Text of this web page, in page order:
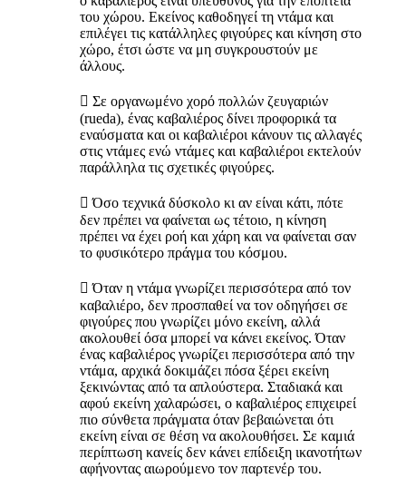
του χώρου. Εκείνος καθοδηγεί τη ντάμα και
επιλέγει τις κατάλληλες φιγούρες και κίνηση στο
χώρο, έτσι ώστε να μη συγκρουστούν με
άλλους.
 Σε οργανωμένο χορό πολλών ζευγαριών
(rueda), ένας καβαλιέρος δίνει προφορικά τα
εναύσματα και οι καβαλιέροι κάνουν τις αλλαγές
στις ντάμες ενώ ντάμες και καβαλιέροι εκτελούν
παράλληλα τις σχετικές φιγούρες.
 Όσο τεχνικά δύσκολο κι αν είναι κάτι, πότε
δεν πρέπει να φαίνεται ως τέτοιο, η κίνηση
πρέπει να έχει ροή και χάρη και να φαίνεται σαν
το φυσικότερο πράγμα του κόσμου.
 Όταν η ντάμα γνωρίζει περισσότερα από τον
καβαλιέρο, δεν προσπαθεί να τον οδηγήσει σε
φιγούρες που γνωρίζει μόνο εκείνη, αλλά
ακολουθεί όσα μπορεί να κάνει εκείνος. Όταν
ένας καβαλιέρος γνωρίζει περισσότερα από την
ντάμα, αρχικά δοκιμάζει πόσα ξέρει εκείνη
ξεκινώντας από τα απλούστερα. Σταδιακά και
αφού εκείνη χαλαρώσει, ο καβαλιέρος επιχειρεί
πιο σύνθετα πράγματα όταν βεβαιώνεται ότι
εκείνη είναι σε θέση να ακολουθήσει. Σε καμιά
περίπτωση κανείς δεν κάνει επίδειξη ικανοτήτων
αφήνοντας αιωρούμενο τον παρτενέρ του.